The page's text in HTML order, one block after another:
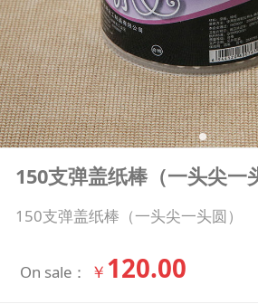
150支弹盖纸棒（一头尖一
150支弹盖纸棒（一头尖一头圆）
On sale： ￥ 120.00